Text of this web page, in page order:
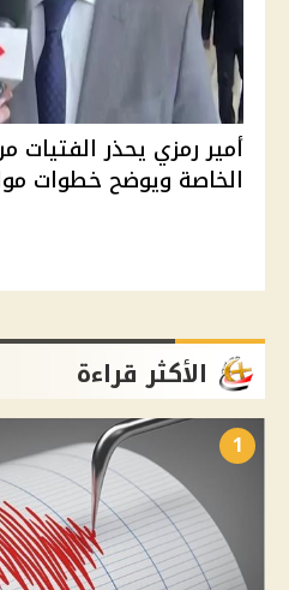
أمير رمزي يحذر الفتيات
الخاصة ويوضح خطوات
الأكثر قراءة
1